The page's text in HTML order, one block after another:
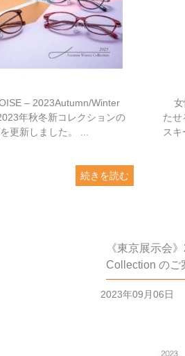
– 2023Autumn/Winter
年秋冬新コレクションの
更新しました。 ...
続きを読む
女
たせ
スキ
《東京展示会
Collection のご
2023年09月06日